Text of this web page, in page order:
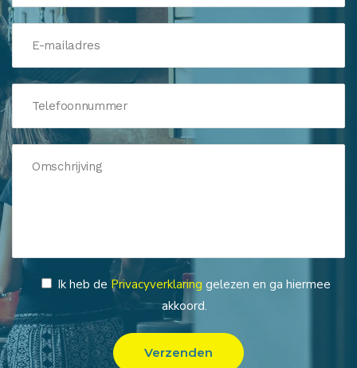
Ik heb de Privacyverklaring gelezen en ga hiermee
akkoord.